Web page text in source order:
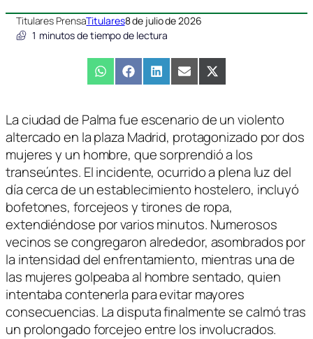
Titulares PrensaTitulares8 de julio de 2026
1 minutos de tiempo de lectura
Compartir
en
WhatsAppCompartir
en
FacebookCompartir
en
LinkedInCompartir
en
EmailCompartir
en
X
(Twitter)
La ciudad de Palma fue escenario de un violento
altercado en la plaza Madrid, protagonizado por dos
mujeres y un hombre, que sorprendió a los
transeúntes. El incidente, ocurrido a plena luz del
día cerca de un establecimiento hostelero, incluyó
bofetones, forcejeos y tirones de ropa,
extendiéndose por varios minutos. Numerosos
vecinos se congregaron alrededor, asombrados por
la intensidad del enfrentamiento, mientras una de
las mujeres golpeaba al hombre sentado, quien
intentaba contenerla para evitar mayores
consecuencias. La disputa finalmente se calmó tras
un prolongado forcejeo entre los involucrados.